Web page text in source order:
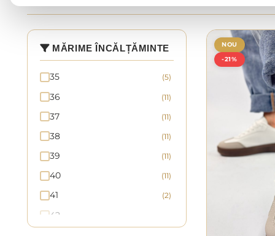
MĂRIME ÎNCĂLȚĂMINTE
35 (5)
36 (11)
37 (11)
38 (11)
39 (11)
40 (11)
41 (2)
42
NOU
-21%